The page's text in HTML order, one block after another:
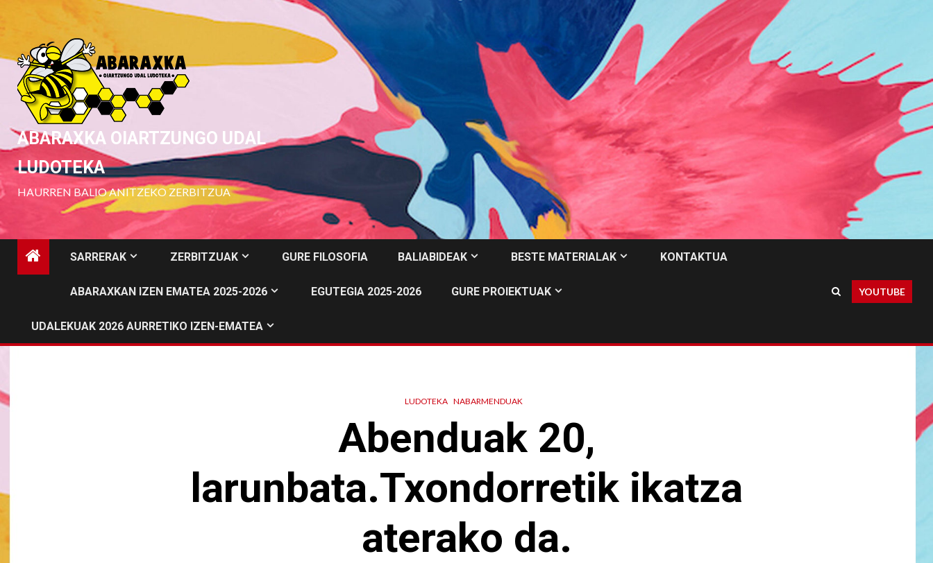
to
content
ABARAXKA OIARTZUNGO UDAL
LUDOTEKA
HAURREN BALIO ANITZEKO ZERBITZUA
SARRERAK ZERBITZUAK GURE FILOSOFIA BALIABIDEAK BESTE MATERIALAK KONTAKTUA
ABARAXKAN IZEN EMATEA 2025-2026 EGUTEGIA 2025-2026 GURE PROIEKTUAK
UDALEKUAK 2026 AURRETIKO IZEN-EMATEA
YOUTUBE
LUDOTEKA NABARMENDUAK
Abenduak 20,
larunbata.Txondorretik ikatza
aterako da.